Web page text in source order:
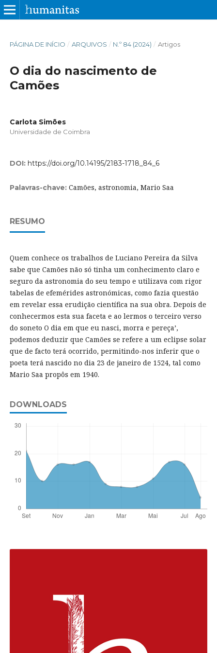
PÁGINA DE INÍCIO / ARQUIVOS / N.º 84 (2024) / Artigos
O dia do nascimento de
Camões
Carlota Simões
Universidade de Coimbra
DOI: https://doi.org/10.14195/2183-1718_84_6
Palavras-chave: Camões, astronomia, Mario Saa
RESUMO
Quem conhece os trabalhos de Luciano Pereira da Silva
sabe que Camões não só tinha um conhecimento claro e
seguro da astronomia do seu tempo e utilizava com rigor
tabelas de efemérides astronómicas, como fazia questão
em revelar essa erudição científica na sua obra. Depois de
conhecermos esta sua faceta e ao lermos o terceiro verso
do soneto O dia em que eu nasci, morra e pereça’,
podemos deduzir que Camões se refere a um eclipse solar
que de facto terá ocorrido, permitindo-nos inferir que o
poeta terá nascido no dia 23 de janeiro de 1524, tal como
Mario Saa propôs em 1940.
DOWNLOADS